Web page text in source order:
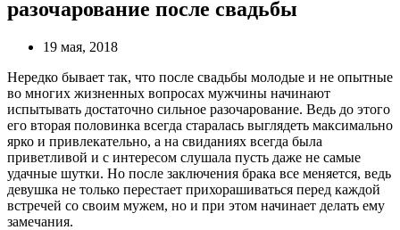
разочарование после свадьбы
19 мая, 2018
Нередко бывает так, что после свадьбы молодые и не опытные
во многих жизненных вопросах мужчины начинают
испытывать достаточно сильное разочарование. Ведь до этого
его вторая половинка всегда старалась выглядеть максимально
ярко и привлекательно, а на свиданиях всегда была
приветливой и с интересом слушала пусть даже не самые
удачные шутки. Но после заключения брака все меняется, ведь
девушка не только перестает прихорашиваться перед каждой
встречей со своим мужем, но и при этом начинает делать ему
замечания.